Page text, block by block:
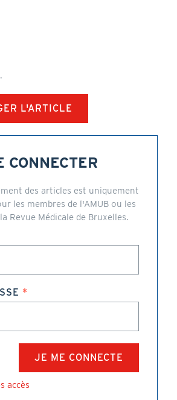
L'ARTICLE
CONNECTER
des articles est uniquement
les membres de l'AMUB ou les
Revue Médicale de Bruxelles.
accès